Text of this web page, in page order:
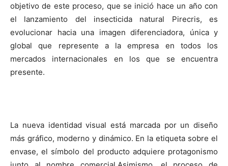
objetivo de este proceso, que se inició hace un año con
el lanzamiento del insecticida natural Pirecris, es
evolucionar hacia una imagen diferenciadora, única y
global que represente a la empresa en todos los
mercados internacionales en los que se encuentra
presente.
La nueva identidad visual está marcada por un diseño
más gráfico, moderno y dinámico. En la etiqueta sobre el
envase, el símbolo del producto adquiere protagonismo